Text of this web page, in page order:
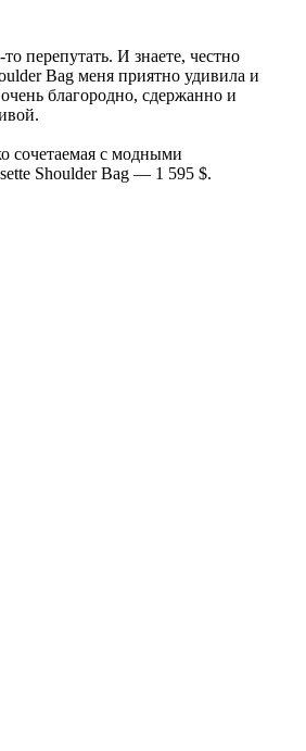
перепутать. И знаете, честно
Bag меня приятно удивила и
благородно, сдержанно и
сочетаемая с модными
Shoulder Bag — 1 595 $.